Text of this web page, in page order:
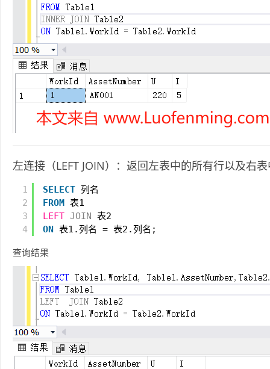
左连接（LEFT JOIN）：返回左表中的所有行以及右表
1
2
3
4
SELECT 列名
FROM 表1
LEFT JOIN 表2
ON 表1.列名 = 表2.列名;
查询结果